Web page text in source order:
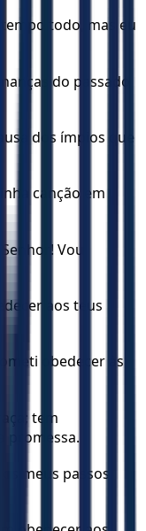
todo, mas eu
do passado
dos ímpios que
canção em
Vou
aos teus
obedecer às
tem
promessa.
meus passos